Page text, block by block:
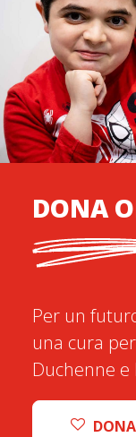
DONA
Per un
una cura
Duchenne e